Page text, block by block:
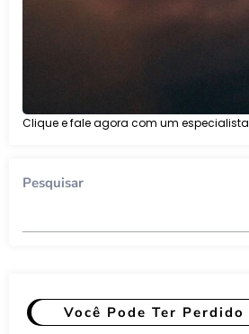
Clique e fale agora com um especialista
Pesquisar
Você Pode Ter Perdido